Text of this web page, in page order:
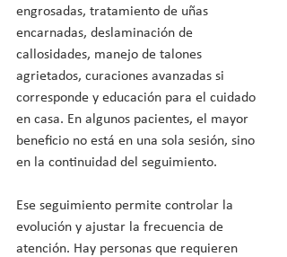
engrosadas, tratamiento de uñas
encarnadas, deslaminación de
callosidades, manejo de talones
agrietados, curaciones avanzadas si
corresponde y educación para el cuidado
en casa. En algunos pacientes, el mayor
beneficio no está en una sola sesión, sino
en la continuidad del seguimiento.
Ese seguimiento permite controlar la
evolución y ajustar la frecuencia de
atención. Hay personas que requieren